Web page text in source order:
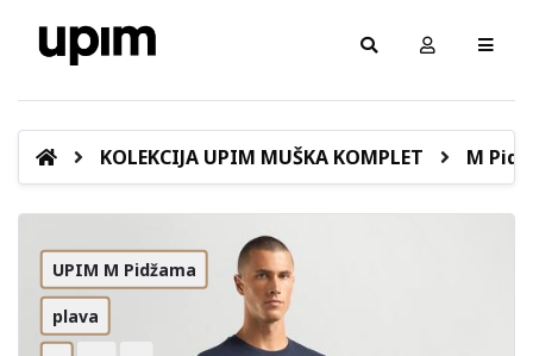
KOLEKCIJA UPIM MUŠKA KOMPLET M
UPIM M Pidžama
plava